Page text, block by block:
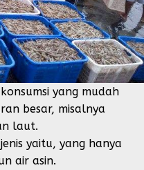
yang mudah
besar, misalnya
laut.
yaitu, yang hanya
air asin.